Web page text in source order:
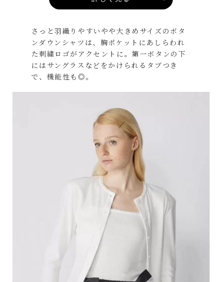
さっと羽織りやすいやや大きめサイズのボタ
ンダウンシャツは、胸ポケットにあしらわれ
た刺繍ロゴがアクセントに。第一ボタンの下
にはサングラスなどをかけられるタブつき
で、機能性も◎。